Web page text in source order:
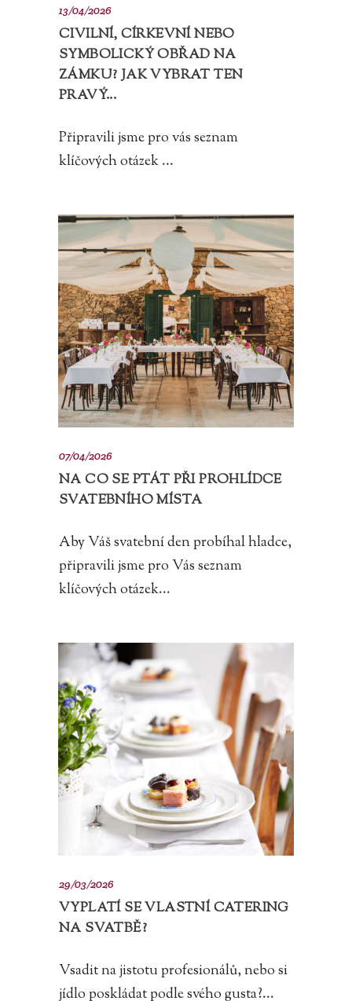
13/04/2026
CIVILNÍ, CÍRKEVNÍ NEBO
SYMBOLICKÝ OBŘAD NA
ZÁMKU? JAK VYBRAT TEN
PRAVÝ...
Připravili jsme pro vás seznam
klíčových otázek ...
07/04/2026
NA CO SE PTÁT PŘI PROHLÍDCE
SVATEBNÍHO MÍSTA
Aby Váš svatební den probíhal hladce,
připravili jsme pro Vás seznam
klíčových otázek...
29/03/2026
VYPLATÍ SE VLASTNÍ CATERING
NA SVATBĚ?
Vsadit na jistotu profesionálů, nebo si
jídlo poskládat podle svého gusta?...